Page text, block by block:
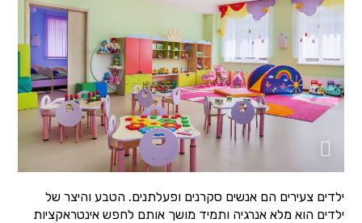
ילדים צעירים הם אנשים סקרנים ופעלתנים. הטבע והיצר של
ילדים הוא מלא אנרגיה ותמיד מושך אותם לחפש אינטראקציות